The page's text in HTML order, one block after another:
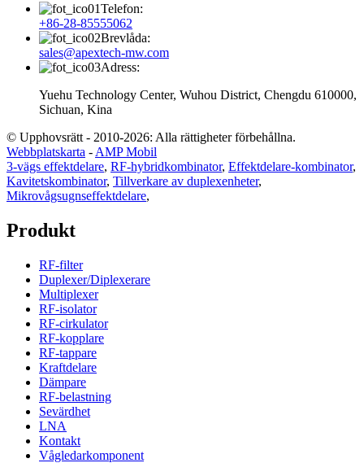
Telefon:
+86-28-85555062
Brevlåda:
sales@apextech-mw.com
Adress:
Yuehu Technology Center, Wuhou District, Chengdu 610000,
Sichuan, Kina
© Upphovsrätt - 2010-2026: Alla rättigheter förbehållna.
Webbplatskarta - AMP Mobil
3-vägs effektdelare, RF-hybridkombinator, Effektdelare-kombinator,
Kavitetskombinator, Tillverkare av duplexenheter,
Mikrovågsugnseffektdelare,
Produkt
RF-filter
Duplexer/Diplexerare
Multiplexer
RF-isolator
RF-cirkulator
RF-kopplare
RF-tappare
Kraftdelare
Dämpare
RF-belastning
Sevärdhet
LNA
Kontakt
Vågledarkomponent